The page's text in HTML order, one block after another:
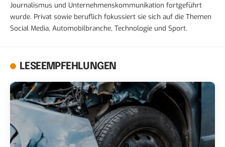
Journalismus und Unternehmenskommunikation fortgeführt
wurde. Privat sowie beruflich fokussiert sie sich auf die Themen
Social Media, Automobilbranche, Technologie und Sport.
LESEEMPFEHLUNGEN